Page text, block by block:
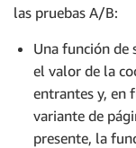
las pruebas A/B:
Una función de
el valor de la
entrantes y, en
variante de
presente, la